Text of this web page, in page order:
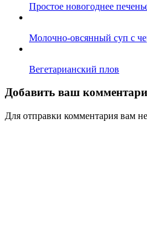
Простое новогоднее
Молочно-овсянный суп с
Вегетарианский плов
Добавить ваш
Для отправки комментария вам